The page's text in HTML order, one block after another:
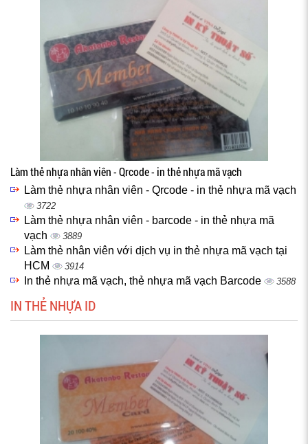
Làm thẻ nhựa nhân viên - Qrcode - in thẻ nhựa mã vạch
Làm thẻ nhựa nhân viên - Qrcode - in thẻ nhựa mã vạch
3722
Làm thẻ nhựa nhân viên - barcode - in thẻ nhựa mã
vạch
3889
Làm thẻ nhân viên với dịch vụ in thẻ nhựa mã vạch tại
HCM
3914
In thẻ nhựa mã vạch, thẻ nhựa mã vạch Barcode 3588
IN THẺ NHỰA ID